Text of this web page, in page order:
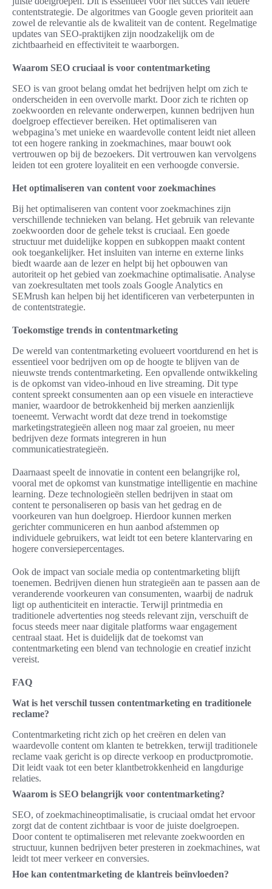
contentstrategie. De algoritmes van Google geven prioriteit aan
zowel de relevantie als de kwaliteit van de content. Regelmatige
updates van SEO-praktijken zijn noodzakelijk om de
zichtbaarheid en effectiviteit te waarborgen.
Waarom SEO cruciaal is voor contentmarketing
SEO is van groot belang omdat het bedrijven helpt om zich te
onderscheiden in een overvolle markt. Door zich te richten op
zoekwoorden en relevante onderwerpen, kunnen bedrijven hun
doelgroep effectiever bereiken. Het optimaliseren van
webpagina’s met unieke en waardevolle content leidt niet alleen
tot een hogere ranking in zoekmachines, maar bouwt ook
vertrouwen op bij de bezoekers. Dit vertrouwen kan vervolgens
leiden tot een grotere loyaliteit en een verhoogde conversie.
Het optimaliseren van content voor zoekmachines
Bij het optimaliseren van content voor zoekmachines zijn
verschillende technieken van belang. Het gebruik van relevante
zoekwoorden door de gehele tekst is cruciaal. Een goede
structuur met duidelijke koppen en subkoppen maakt content
ook toegankelijker. Het insluiten van interne en externe links
biedt waarde aan de lezer en helpt bij het opbouwen van
autoriteit op het gebied van zoekmachine optimalisatie. Analyse
van zoekresultaten met tools zoals Google Analytics en
SEMrush kan helpen bij het identificeren van verbeterpunten in
de contentstrategie.
Toekomstige trends in contentmarketing
De wereld van contentmarketing evolueert voortdurend en het is
essentieel voor bedrijven om op de hoogte te blijven van de
nieuwste trends contentmarketing. Een opvallende ontwikkeling
is de opkomst van video-inhoud en live streaming. Dit type
content spreekt consumenten aan op een visuele en interactieve
manier, waardoor de betrokkenheid bij merken aanzienlijk
toeneemt. Verwacht wordt dat deze trend in toekomstige
marketingstrategieën alleen nog maar zal groeien, nu meer
bedrijven deze formats integreren in hun
communicatiestrategieën.
Daarnaast speelt de innovatie in content een belangrijke rol,
vooral met de opkomst van kunstmatige intelligentie en machine
learning. Deze technologieën stellen bedrijven in staat om
content te personaliseren op basis van het gedrag en de
voorkeuren van hun doelgroep. Hierdoor kunnen merken
gerichter communiceren en hun aanbod afstemmen op
individuele gebruikers, wat leidt tot een betere klantervaring en
hogere conversiepercentages.
Ook de impact van sociale media op contentmarketing blijft
toenemen. Bedrijven dienen hun strategieën aan te passen aan de
veranderende voorkeuren van consumenten, waarbij de nadruk
ligt op authenticiteit en interactie. Terwijl printmedia en
traditionele advertenties nog steeds relevant zijn, verschuift de
focus steeds meer naar digitale platforms waar engagement
centraal staat. Het is duidelijk dat de toekomst van
contentmarketing een blend van technologie en creatief inzicht
vereist.
FAQ
Wat is het verschil tussen contentmarketing en traditionele
reclame?
Contentmarketing richt zich op het creëren en delen van
waardevolle content om klanten te betrekken, terwijl traditionele
reclame vaak gericht is op directe verkoop en productpromotie.
Dit leidt vaak tot een beter klantbetrokkenheid en langdurige
relaties.
Waarom is SEO belangrijk voor contentmarketing?
SEO, of zoekmachineoptimalisatie, is cruciaal omdat het ervoor
zorgt dat de content zichtbaar is voor de juiste doelgroepen.
Door content te optimaliseren met relevante zoekwoorden en
structuur, kunnen bedrijven beter presteren in zoekmachines, wat
leidt tot meer verkeer en conversies.
Hoe kan contentmarketing de klantreis beïnvloeden?